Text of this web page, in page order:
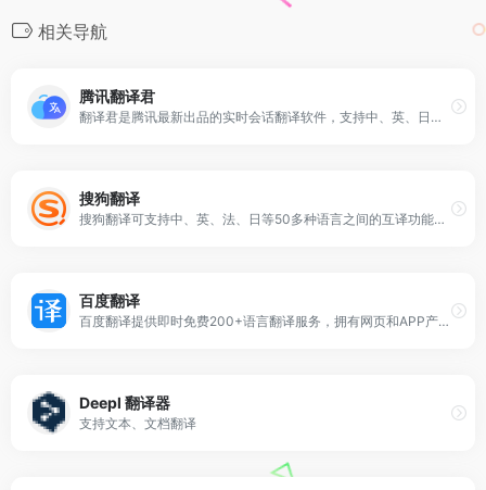
相关导航
腾讯翻译君
翻译君是腾讯最新出品的实时会话翻译软件，支持中、英、日、韩等多门语言。具有精准语言识别，高效、免费等特点。非常适用于境外旅游、对外交流、口语练习等情境，让你体验同声传译般的流畅和快感。
搜狗翻译
搜狗翻译可支持中、英、法、日等50多种语言之间的互译功能，为您即时免费提供字词、短语、文本翻译服务。
百度翻译
百度翻译提供即时免费200+语言翻译服务，拥有网页和APP产品，百度翻译APP还支持拍照翻译、语音翻译等特色功能，随时随地沟通全世界
Deepl 翻译器
支持文本、文档翻译